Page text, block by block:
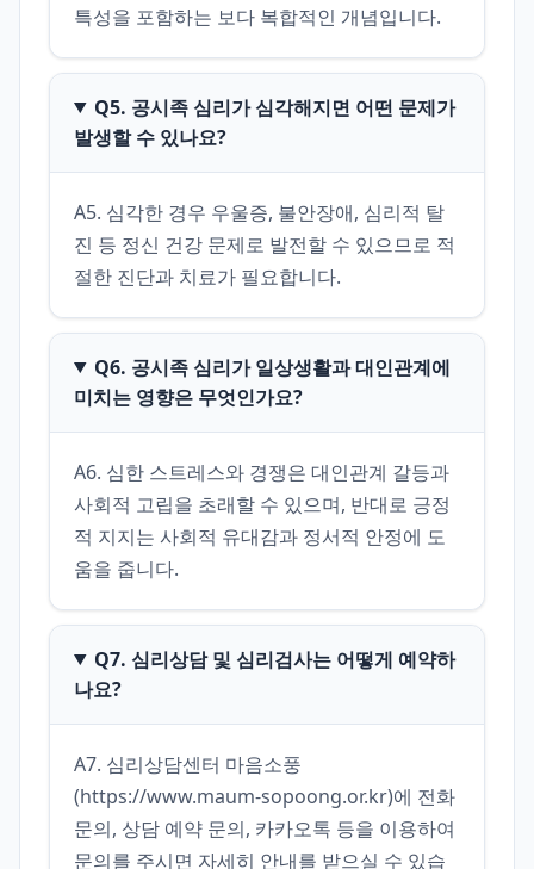
특성을 포함하는 보다 복합적인 개념입니다.
Q5. 공시족 심리가 심각해지면 어떤 문제가
발생할 수 있나요?
A5. 심각한 경우 우울증, 불안장애, 심리적 탈
진 등 정신 건강 문제로 발전할 수 있으므로 적
절한 진단과 치료가 필요합니다.
Q6. 공시족 심리가 일상생활과 대인관계에
미치는 영향은 무엇인가요?
A6. 심한 스트레스와 경쟁은 대인관계 갈등과
사회적 고립을 초래할 수 있으며, 반대로 긍정
적 지지는 사회적 유대감과 정서적 안정에 도
움을 줍니다.
Q7. 심리상담 및 심리검사는 어떻게 예약하
나요?
A7. 심리상담센터 마음소풍
(https://www.maum-sopoong.or.kr)에 전화
문의, 상담 예약 문의, 카카오톡 등을 이용하여
문의를 주시면 자세히 안내를 받으실 수 있습